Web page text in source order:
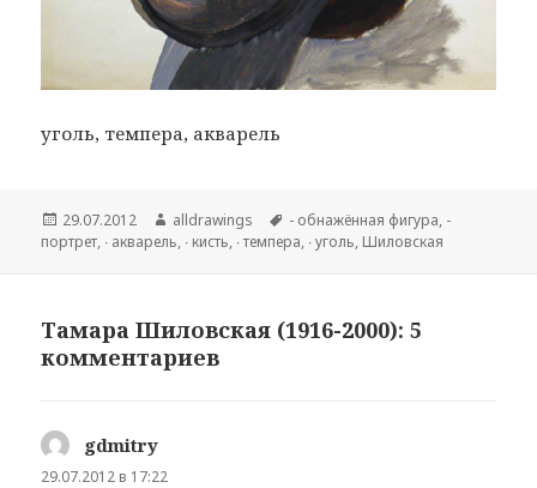
уголь, темпера, акварель
Опубликовано
29.07.2012 Автор
alldrawings Метки
- обнажённая фигура, -
портрет, ∙ акварель, ∙ кисть, ∙ темпера, ∙ уголь, Шиловская
Тамара Шиловская (1916-2000): 5
комментариев
gdmitry
29.07.2012 в 17:22